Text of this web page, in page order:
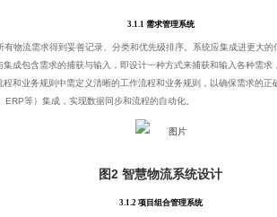
3.1.1 需求管理系统
有物流需求得到妥善记录、分类和优先级排序。系统应集成进更大
成包含需求的捕获与输入，即设计一种方式来捕获和输入各种需
和业务规则中需定义清晰的工作流程和业务规则，以确保需求的
等）集成，实现数据同步和流程的自动化。
图2 智慧物流系统设计
3.1.2 项目组合管理系统